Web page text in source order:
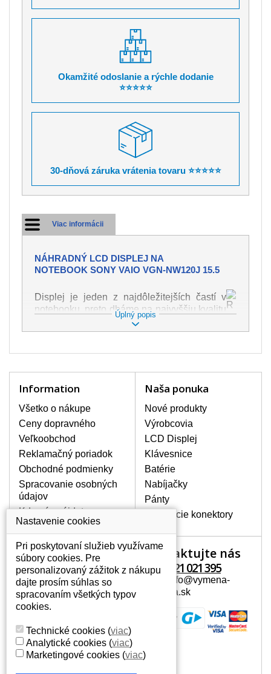
Okamžité odoslanie a rýchle dodanie
⭐⭐⭐⭐⭐
30-dňová záruka vrátenia tovaru ⭐⭐⭐⭐⭐
Viac informácii
NÁHRADNÝ LCD DISPLEJ NA
NOTEBOOK SONY VAIO VGN-NW120J 15.5
Displej je jeden z najdôležitejších častí v
notebooku, preto dbáme na najvyššiu kvalitu
tohto náhradného dielu. Slúži k
zobrazovaniu textu či obrazu v rôznej
najväčšou opatrnosťou. Medzi najčastejšie
poškodenie napr. prasklinu alebo
poškrábanie. Ďalej zvislé pruhy, nesvietiaci
displej, preblikávanie alebo nerovnomerný
jas.
LCD DISPLEJE NAJVYŠŠEJ
KVALITY !
Skladom držíme len originálne displeje, ktoré
spĺňajú vysokú kvalitu triedy A+ bez chybných
pixelov a to po celú dobu záruky.
AKO ZISTÍTE AKÝ POTREBUJETE
DISPLEJ PRE SVOJ NOTEBOOK?
Displej je možné dohľadať podľa modelu
notebooku, ktorý je uvedený na spodnej
strane notebooku na štítku alebo pod
batériou. Býva tiež znázornený na
rámčeku alebo pri klávesnici. V prípade,
že máte displej demontovaný, dohľadáte
to vďaka modelovému označeniu z
displeja, ktoré sa nachádza na štítku pri
EAN kóde.
Úplný popis
Information
Všetko o nákupe
Ceny dopravného
Veľkoobchod
Reklamačný poriadok
Obchodné podmienky
Spracovanie osobných
údajov
Kde nás nájdete
Naša ponuka
Nové produkty
Výrobcovia
LCD Displej
Klávesnice
Batérie
Nabíjačky
Pánty
Napájacie konektory
Váš účet
Váš účet
Osobné informácie
Adresy
Kontaktujte nás
+421 221 021 395
Mail: info@vymena-
displeja.sk
Nastavenie cookies
Pri poskytovaní služieb využívame
súbory cookies. Pre
personalizovaný zážitok z nákupu
dajte prosím súhlas so
spracovaním všetkých typov
cookies.
Technické cookies (viac)
Analytické cookies (viac)
Marketingové cookies (viac)